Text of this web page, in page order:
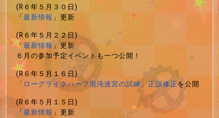
(R６年５月３０日)
「最新情報」更新
(R６年５月２２日)
「最新情報」更新
６月の参加予定イベントも一つ公開！
(R６年５月１６日)
「ローグライクハーフ混沌迷宮の試練」正誤修正を公開
(R６年５月１５日)
「最新情報」更新